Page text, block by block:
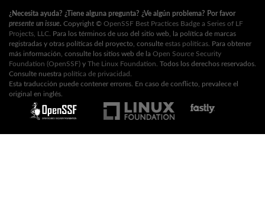
¿Necesita ayuda? ¿Tiene alguna pregunta? ¿Ve algún problema? Por favor
presente un issue. Copyright © OpenSSF Best Practices Badge a Series of LF
Projects, LLC . Para los términos de uso del sitio web, la política de marcas
registradas y otras políticas del proyecto, consulte estas políticas . Para obtener
más información, consulte los sitios web de la Open Source Security
Foundation (OpenSSF) y The Linux Foundation . Todos los derechos reservados.
Consulte nuestra política de privacidad
Esta traducción puede contener errores. En caso de conflicto, prevalece el
original en inglés.